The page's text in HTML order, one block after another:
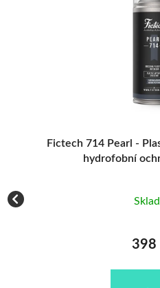
Fictech 714 Pearl -
hydrofobní
398